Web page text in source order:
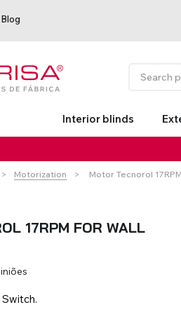
Blog
Interior blinds
Curtain Tracks
Motorization Current:
Motor Tecnorol
17RPM FOR WALL